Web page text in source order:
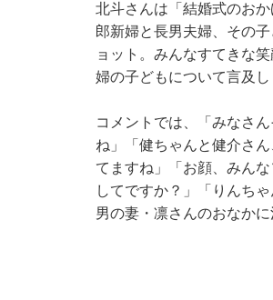
北斗さんは「結婚式のお
郎新婦と長男夫婦、その
ョット。みんなすてきな
婦の子どもについて言及し
コメントでは、「みなさ
ね」「健ちゃんと健介さ
てますね」「お顔、みん
してですか？」「りんち
男の妻・凛さんのおなかに